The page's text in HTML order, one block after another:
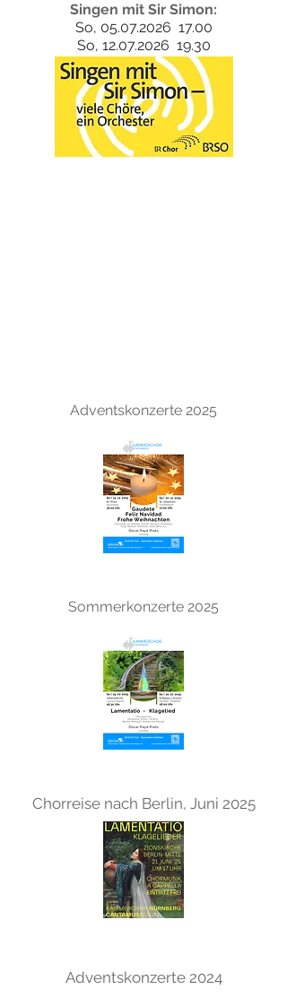
Singen mit Sir Simon:
So, 05.07.2026 17.00
So, 12.07.2026 19.30
Adventskonzerte 2025
Sommerkonzerte 2025
Chorreise nach Berlin, Juni 2025
Adventskonzerte 2024